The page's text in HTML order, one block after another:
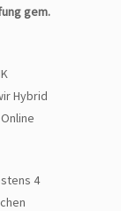
gem.
Hybrid
4